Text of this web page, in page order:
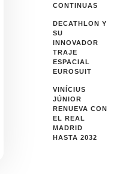
CONTINUAS
DECATHLON Y
SU
INNOVADOR
TRAJE
ESPACIAL
EUROSUIT
VINÍCIUS
JÚNIOR
RENUEVA CON
EL REAL
MADRID
HASTA 2032